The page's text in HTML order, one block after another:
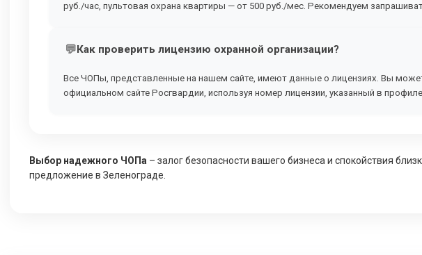
руб./час, пультовая охрана квартиры — от 500 руб./мес. Рекомендуем
Как проверить лицензию охранной организации?
Все ЧОПы, представленные на нашем сайте, имеют данные о лицензиях. Вы
официальном сайте Росгвардии, используя номер лицензии, указанный в
Выбор надежного ЧОПа – залог безопасности вашего бизнеса и спокойствия
предложение в Зеленограде.